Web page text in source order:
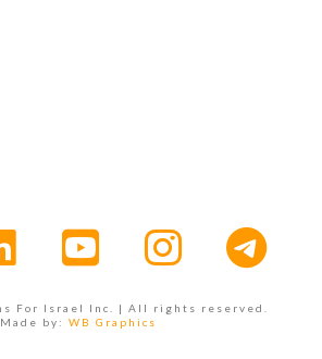
For Israel Inc. | All rights reserved.
Made by: WB Graphics